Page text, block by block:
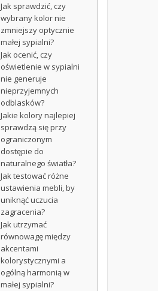
Jak sprawdzić, czy
wybrany kolor nie
zmniejszy optycznie
małej sypialni?
Jak ocenić, czy
oświetlenie w sypialni
nie generuje
nieprzyjemnych
odblasków?
Jakie kolory najlepiej
sprawdzą się przy
ograniczonym
dostępie do
naturalnego światła?
Jak testować różne
ustawienia mebli, by
uniknąć uczucia
zagracenia?
Jak utrzymać
równowagę między
akcentami
kolorystycznymi a
ogólną harmonią w
małej sypialni?